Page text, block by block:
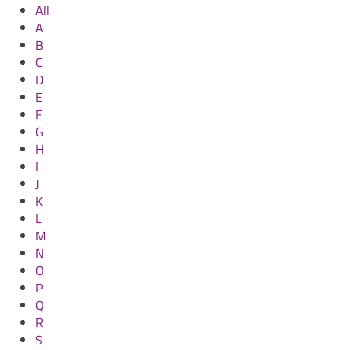
All
A
B
C
D
E
F
G
H
I
J
K
L
M
N
O
P
Q
R
S